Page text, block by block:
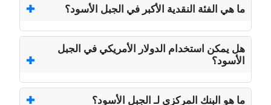
ما هي الفئة النقدية الأكبر في الجبل الأسود؟
هل يمكن استخدام الدولار الأمريكي في الجبل
الأسود؟
ما هو البنك المركزي لـ الجبل الأسود؟